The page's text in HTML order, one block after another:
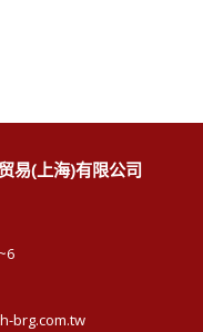
易(上海)有限公司
brg.com.tw